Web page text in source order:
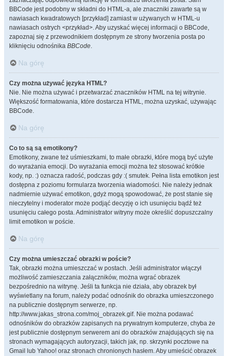
BBCode jest podobny w składni do HTML-a, ale znaczniki zawarte są w
nawiasach kwadratowych [przykład] zamiast w używanych w HTML-u
nawiasach ostrych <przykład>. Aby uzyskać więcej informacji o BBCode,
zapoznaj się z przewodnikiem dostępnym ze strony tworzenia posta po
kliknięciu odnośnika BBCode.
Na górę
Czy można używać języka HTML?
Nie. Nie można używać i przetwarzać znaczników HTML na tej witrynie.
Większość formatowania, które dostarcza HTML, można uzyskać, używając
BBCode.
Na górę
Co to są są emotikony?
Emotikony, zwane też uśmieszkami, to małe obrazki, które mogą być użyte
do wyrażania emocji. Do wyrażania emocji można też stosować krótkie
kody, np. :) oznacza radość, podczas gdy :( smutek. Pełna lista emotikon jest
dostępna z poziomu formularza tworzenia wiadomości. Nie należy jednak
nadmiernie używać emotikon, gdyż mogą spowodować, że post stanie się
nieczytelny i moderator może podjąć decyzję o ich usunięciu bądź też
usunięciu całego posta. Administrator witryny może określić dopuszczalny
limit emotikon w poście.
Na górę
Czy można umieszczać obrazki w poście?
Tak, obrazki można umieszczać w postach. Jeśli administrator włączył
możliwość zamieszczania załączników, można wgrać obrazek
bezpośrednio na witrynę. Jeśli ta funkcja nie działa, aby obrazek był
wyświetlany na forum, należy podać odnośnik do obrazka umieszczonego
na publicznie dostępnym serwerze, np.
http://www.jakas_strona.com/moj_obrazek.gif. Nie można podawać
odnośników do obrazków zapisanych na prywatnym komputerze, chyba że
jest publicznie dostępnym serwerem ani do obrazków znajdujących się na
stronach wymagających autoryzacji, takich jak, np. skrzynki pocztowe na
Gmail lub Yahoo! oraz stronach chronionych hasłem. Aby umieścić obrazek